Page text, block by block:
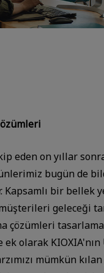
eden on yıllar
bugün de
bir bellek
geleceği
çözümleri
olarak KIOXIA'nın
mümkün